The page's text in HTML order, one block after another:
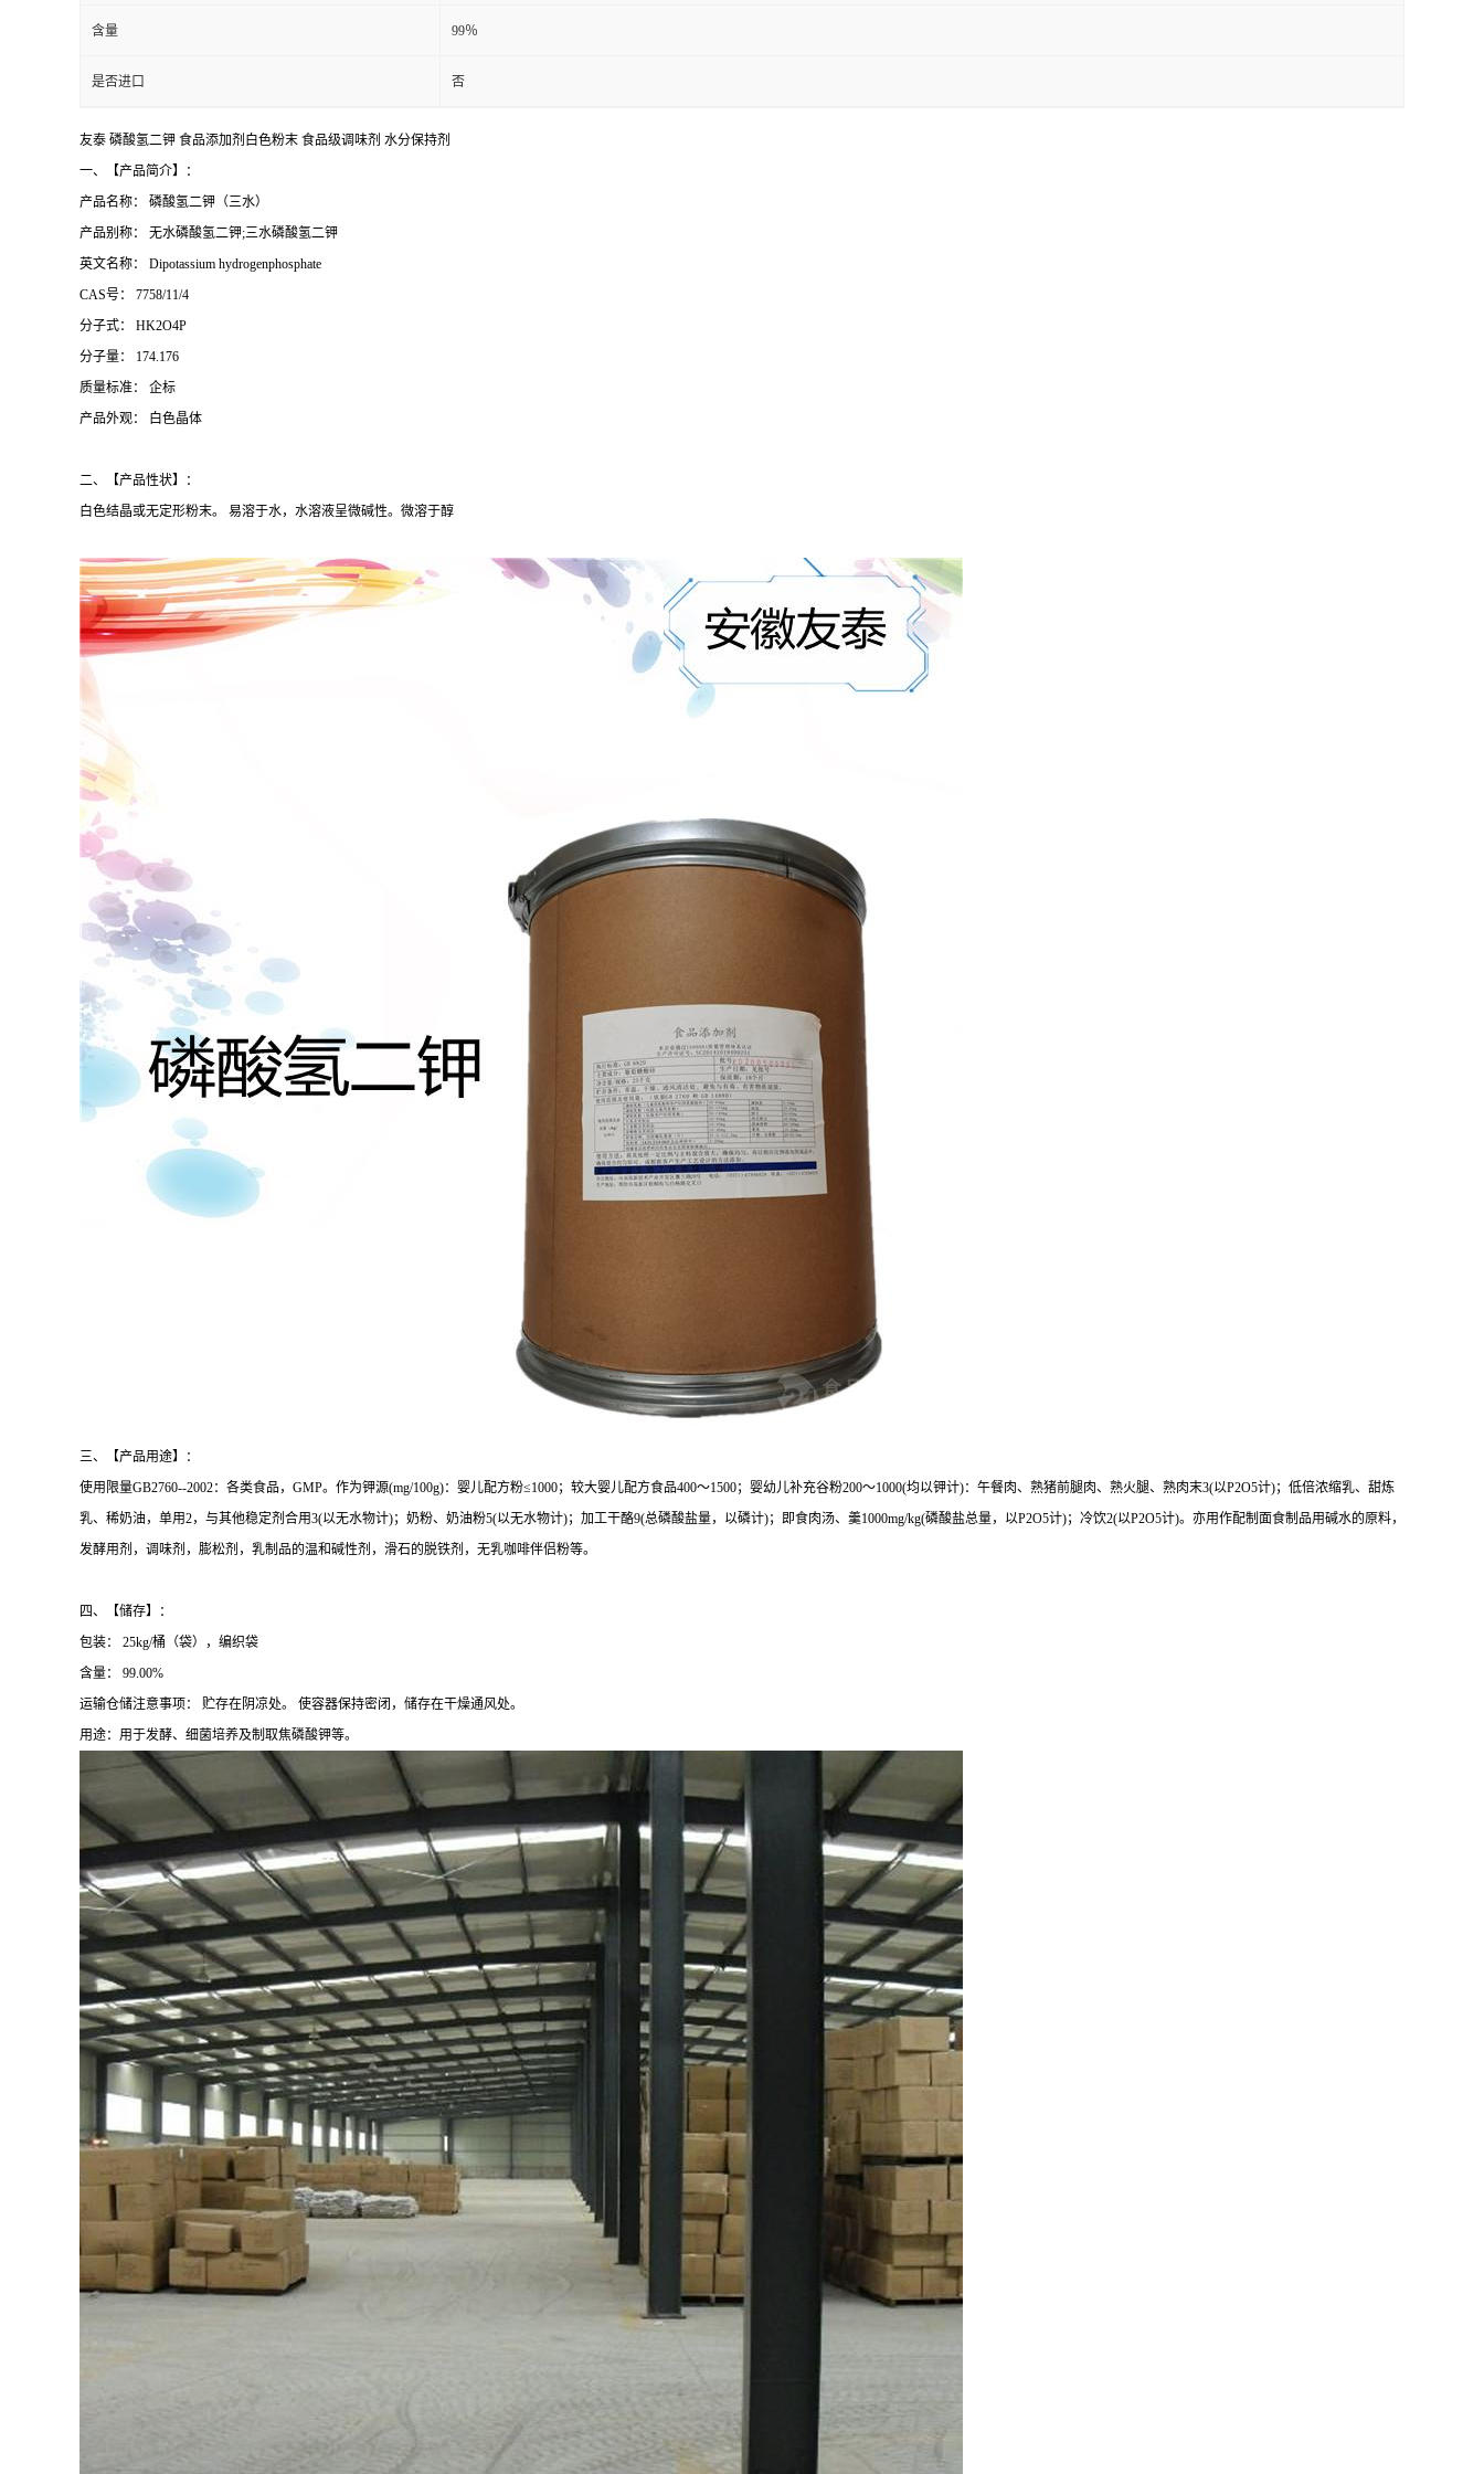
含量 99％
是否进口 否
友泰 磷酸氢二钾 食品添加剂白色粉末 食品级调味剂 水分保持剂
一、【产品简介】：
产品名称： 磷酸氢二钾（三水）
产品别称： 无水磷酸氢二钾;三水磷酸氢二钾
英文名称： Dipotassium hydrogenphosphate
CAS号： 7758/11/4
分子式： HK2O4P
分子量： 174.176
质量标准： 企标
产品外观： 白色晶体
二、【产品性状】：
白色结晶或无定形粉末。 易溶于水，水溶液呈微碱性。微溶于醇
三、【产品用途】：
使用限量GB2760--2002：各类食品，GMP。作为钾源(mg/100g)：婴儿配方粉≤1000；较大婴儿配方食品400～1500；婴幼儿补充谷粉200～1000(均以钾计)：午餐肉、熟猪前腿肉、熟火腿、熟肉末3(以P2O5计)；低倍浓缩乳、甜炼
乳、稀奶油，单用2，与其他稳定剂合用3(以无水物计)；奶粉、奶油粉5(以无水物计)；加工干酪9(总磷酸盐量，以磷计)；即食肉汤、羹1000mg/kg(磷酸盐总量，以P2O5计)；冷饮2(以P2O5计)。亦用作配制面食制品用碱水的原料，
发酵用剂，调味剂，膨松剂，乳制品的温和碱性剂，滑石的脱铁剂，无乳咖啡伴侣粉等。
四、【储存】：
包装： 25kg/桶（袋），编织袋
含量： 99.00%
运输仓储注意事项： 贮存在阴凉处。 使容器保持密闭，储存在干燥通风处。
用途：用于发酵、细菌培养及制取焦磷酸钾等。